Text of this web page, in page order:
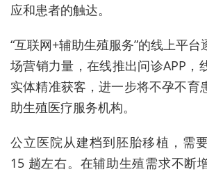
应和患者的触达。
“互联网+辅助生殖服务”的线上平
场营销力量，在线推出问诊APP，
实体精准获客，进一步将不孕不育
助生殖医疗服务机构。
公立医院从建档到胚胎移植，需
15 趟左右。在辅助生殖需求不断